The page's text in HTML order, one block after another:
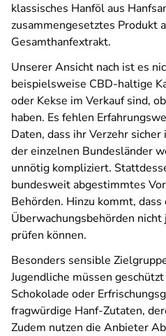
klassisches Hanföl aus
zusammengesetztes Produkt
Gesamthanfextrakt.
Unserer Ansicht nach ist es
beispielsweise CBD-haltige
oder Kekse im Verkauf sind,
haben. Es fehlen
Daten, dass ihr Verzehr
der einzelnen Bundesländer
unnötig kompliziert.
bundesweit abgestimmtes
Behörden. Hinzu kommt, dass
Überwachungsbehörden
prüfen können.
Besonders sensible
Jugendliche müssen
Schokolade oder
fragwürdige Hanf-Zutaten,
Zudem nutzen die Anbieter